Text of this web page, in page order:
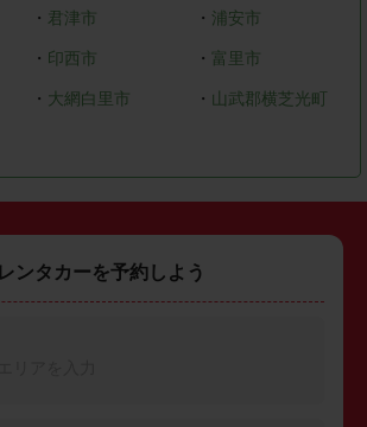
・ 君津市 ・ 浦安市
・ 印西市 ・ 富里市
・ 大網白里市 ・ 山武郡横芝光町
レンタカーを予約しよう